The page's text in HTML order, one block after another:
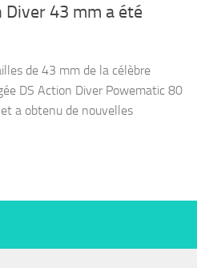
Diver 43 mm a été
de 43 mm de la célèbre
DS Action Diver Powematic 80
a obtenu de nouvelles